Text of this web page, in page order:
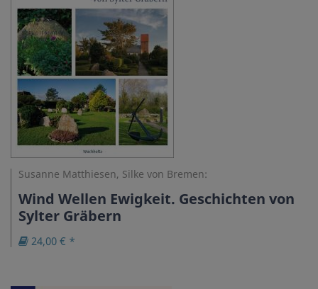
Susanne Matthiesen, Silke von Bremen:
Wind Wellen Ewigkeit. Geschichten von
Sylter Gräbern
24,00 € *